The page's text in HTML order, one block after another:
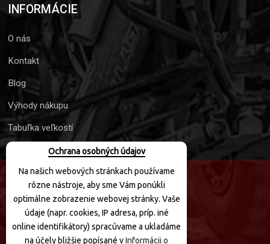
Ochrana osobných údajov
Na našich webových stránkach používame
rôzne nástroje, aby sme Vám ponúkli
optimálne zobrazenie webovej stránky. Vaše
údaje (napr. cookies, IP adresa, príp. iné
online identifikátory) spracúvame a ukladáme
na účely bližšie popísané vInformácii o
INFORMÁCIE
O nás
Kontakt
Blog
Výhody nákupu
Tabuľka veľkostí
SLEDUJTE NÁS